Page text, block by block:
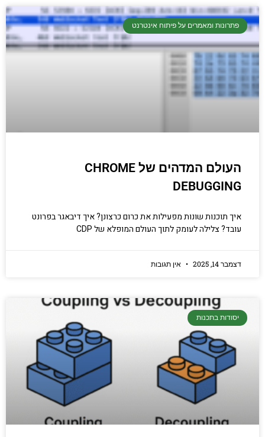
פתרונות ומאמרים על פיתוח אינטרנט
העולם המדהים של CHROME
DEBUGGING
איך תוכנות שונות מפעילות את כרום כרצונן? איך דיבאגר בפרונט
עובד? צלילה לעומק לתוך העולם המופלא של CDP
דצמבר 14, 2025 אין תגובות
יסודות בתכנות